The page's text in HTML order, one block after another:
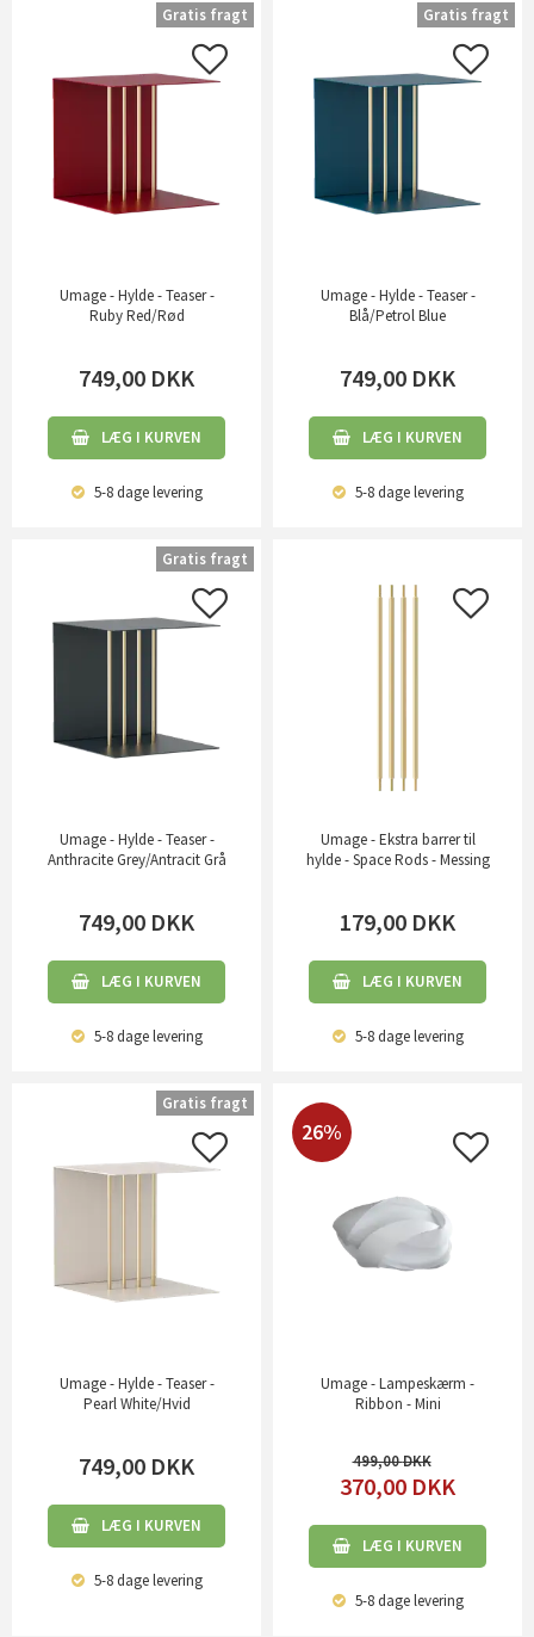
Umage - Hylde - Teaser -
Ruby Red/Rød
749,00 DKK
LÆG I KURVEN
5-8 dagelevering
Gratis fragt
Umage - Hylde - Teaser -
Blå/Petrol Blue
749,00 DKK
LÆG I KURVEN
5-8 dagelevering
Gratis fragt
Umage - Hylde - Teaser -
Anthracite Grey/Antracit Grå
749,00 DKK
LÆG I KURVEN
5-8 dagelevering
Gratis fragt
Umage - Ekstra barrer til
hylde - Space Rods - Messing
179,00 DKK
LÆG I KURVEN
5-8 dagelevering
Umage - Hylde - Teaser -
Pearl White/Hvid
749,00 DKK
LÆG I KURVEN
5-8 dagelevering
Gratis fragt
26%
Umage - Lampeskærm -
Ribbon - Mini
499,00
370,00 DKK
LÆG I KURVEN
5-8 dagelevering